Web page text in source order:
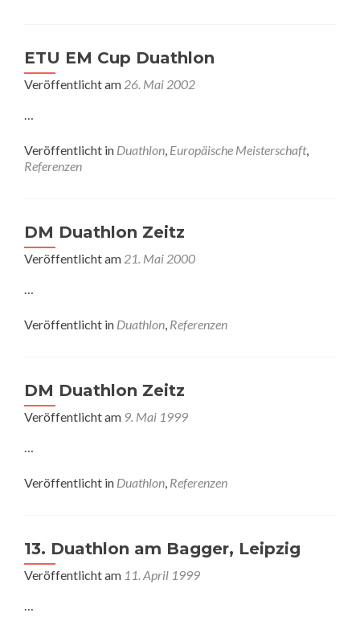
ETU EM Cup Duathlon
Veröffentlicht am 26. Mai 2002
…
Veröffentlicht in Duathlon, Europäische Meisterschaft,
Referenzen
DM Duathlon Zeitz
Veröffentlicht am 21. Mai 2000
…
Veröffentlicht in Duathlon, Referenzen
DM Duathlon Zeitz
Veröffentlicht am 9. Mai 1999
…
Veröffentlicht in Duathlon, Referenzen
13. Duathlon am Bagger, Leipzig
Veröffentlicht am 11. April 1999
…